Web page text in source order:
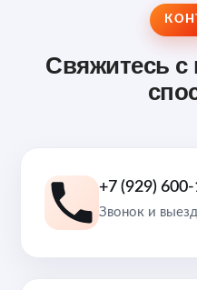
Свяжитесь
+7 (929)
Звонок и